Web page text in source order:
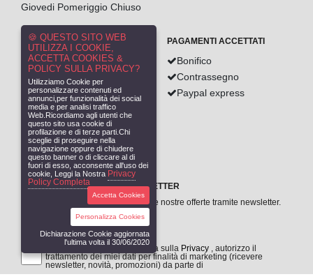
Giovedi Pomeriggio Chiuso
INFORMAZIONI UTILI
Metodi di pagamento
Garanzie sull'acquisto
Reso prodotti
Metodi di spedizione
Condizioni generali
Cookies
Informativa privacy
La nostra storia
PAGAMENTI ACCETTATI
Bonifico
Contrassegno
Paypal express
ISCRIVITI ALLA NOSTRA NEWSLETTER
Inserisci la tua E-mail per ricevere le nostre offerte tramite newsletter.
Letta e compresa l'informativa sulla Privacy , autorizzo il
trattamento dei miei dati per finalità di marketing (ricevere
newsletter, novità, promozioni) da parte di
🍪 QUESTO SITO WEB
UTILIZZA I COOKIE,
ACCETTA COOKIES &
POLICY SULLA PRIVACY?
Utilizziamo Cookie per
personalizzare contenuti ed
annunci,per funzionalità dei social
media e per analisi traffico
Web.Ricordiamo agli utenti che
questo sito usa cookie di
profilazione e di terze parti.Chi
sceglie di proseguire nella
navigazione oppure di chiudere
questo banner o di cliccare al di
fuori di esso, acconsente all'uso dei
cookie, Leggi la Nostra Privacy
Policy Completa
Accetta Cookies
Personalizza Cookies
Dichiarazione Cookie aggiornata
l'ultima volta il 30/06/2020